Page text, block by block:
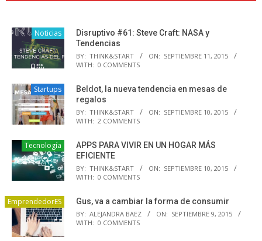
Noticias
Disruptivo #61: Steve Craft: NASA y
Tendencias
BY: THINK&START ON: SEPTIEMBRE 11, 2015
WITH: 0 COMMENTS
Startups
Beldot, la nueva tendencia en mesas de
regalos
BY: THINK&START ON: SEPTIEMBRE 10, 2015
WITH: 2 COMMENTS
Tecnología
APPS PARA VIVIR EN UN HOGAR MÁS
EFICIENTE
BY: THINK&START ON: SEPTIEMBRE 10, 2015
WITH: 0 COMMENTS
EmprendedorES Gus, va a cambiar la forma de consumir
BY: ALEJANDRA BAEZ ON: SEPTIEMBRE 9, 2015
WITH: 0 COMMENTS